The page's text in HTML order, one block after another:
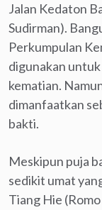
Jalan Kedaton
Sudirman).
Perkumpulan
digunakan
kematian.
dimanfaatkan
bakti.
Meskipun puja
sedikit umat
Tiang Hie